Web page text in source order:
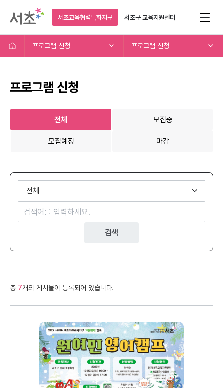
서초교육협력특화지구 서초구교육지원센터
프로그램 신청 프로그램 신청
프로그램 신청
전체 모집중
모집예정 마감
검색
총 7개의 게시물이 등록되어 있습니다.